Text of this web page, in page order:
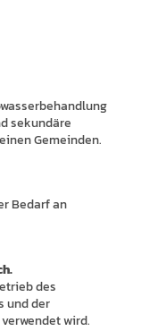
sekundäre
Gemeinden.
Bedarf an
des
und der
wird.